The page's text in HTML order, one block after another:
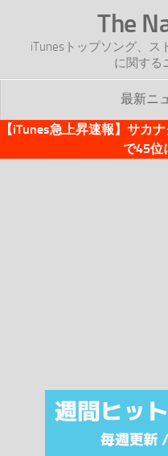
The
iTunesトップソング、ス
に関する
最新ニ
TOP
注目カテゴリ
オリジナルiTunes週間ト
【iTunes急上昇速報】サカ
で45位